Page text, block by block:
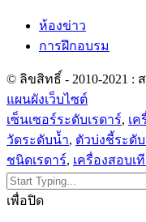
ห้องข่าว
การฝึกอบรม
© ลิขสิทธิ์ - 2010-2021 :
แผนผังเว็บไซต์
เซ็นเซอร์ระดับเรดาร์, เ
วัดระดับน้ำ, ตัวบ่งชี้ระดั
ชนิดเรดาร์, เครื่องสอบเ
เพื่อปิด